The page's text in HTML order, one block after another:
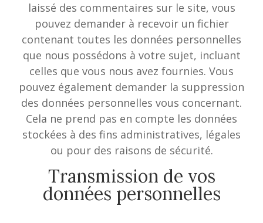
laissé des commentaires sur le site, vous
pouvez demander à recevoir un fichier
contenant toutes les données personnelles
que nous possédons à votre sujet, incluant
celles que vous nous avez fournies. Vous
pouvez également demander la suppression
des données personnelles vous concernant.
Cela ne prend pas en compte les données
stockées à des fins administratives, légales
ou pour des raisons de sécurité.
Transmission de vos
données personnelles